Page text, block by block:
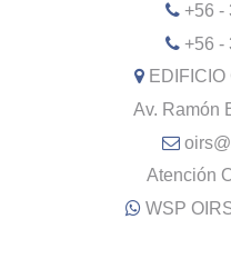
+56 -
+56 -
Av. Ramón
Atención
WSP